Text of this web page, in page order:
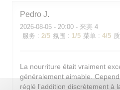
Pedro J
2026-08-05 - 20:00 - 来宾 4
服务 : 2/5 氛围 : 1/5 菜单 : 4/5
La nourriture était vraiment
généralement aimable.
réglé l'addition discrètement à